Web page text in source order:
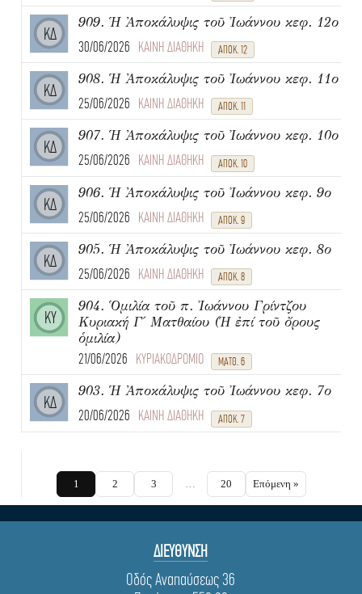
ΚΔ
909. Ἡ Ἀποκάλυψις τοῦ Ἰωάννου κεφ. 12ο
30/06/2026 ΚΑΙΝΗ ΔΙΑΘΗΚΗ ΑΠΟΚ. 12
ΚΔ
908. Ἡ Ἀποκάλυψις τοῦ Ἰωάννου κεφ. 11ο
25/06/2026 ΚΑΙΝΗ ΔΙΑΘΗΚΗ ΑΠΟΚ. 11
ΚΔ
907. Ἡ Ἀποκάλυψις τοῦ Ἰωάννου κεφ. 10ο
25/06/2026 ΚΑΙΝΗ ΔΙΑΘΗΚΗ ΑΠΟΚ. 10
ΚΔ
906. Ἡ Ἀποκάλυψις τοῦ Ἰωάννου κεφ. 9ο
25/06/2026 ΚΑΙΝΗ ΔΙΑΘΗΚΗ ΑΠΟΚ. 9
ΚΔ
905. Ἡ Ἀποκάλυψις τοῦ Ἰωάννου κεφ. 8ο
25/06/2026 ΚΑΙΝΗ ΔΙΑΘΗΚΗ ΑΠΟΚ. 8
ΚΥ
904. Ὁμιλία τοῦ π. Ἰωάννου Γρίντζου
Κυριακή Γ΄ Ματθαίου (Ἡ ἐπί τοῦ ὄρους
ὁμιλία)
21/06/2026 ΚΥΡΙΑΚΟΔΡΟΜΙΟ ΜΑΤΘ. 6
ΚΔ
903. Ἡ Ἀποκάλυψις τοῦ Ἰωάννου κεφ. 7ο
20/06/2026 ΚΑΙΝΗ ΔΙΑΘΗΚΗ ΑΠΟΚ. 7
1 2 3 … 20 Επόμενη »
ΔΙΕΥΘΥΝΣΗ
Οδός Αναπαύσεως 36